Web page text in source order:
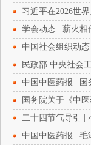
习近平在2026世
学会动态 | 薪火
中国社会组织动
民政部 中央社会
中国中医药报 | 国
国务院关于《中
二十四节气导引 |
中国中医药报 |